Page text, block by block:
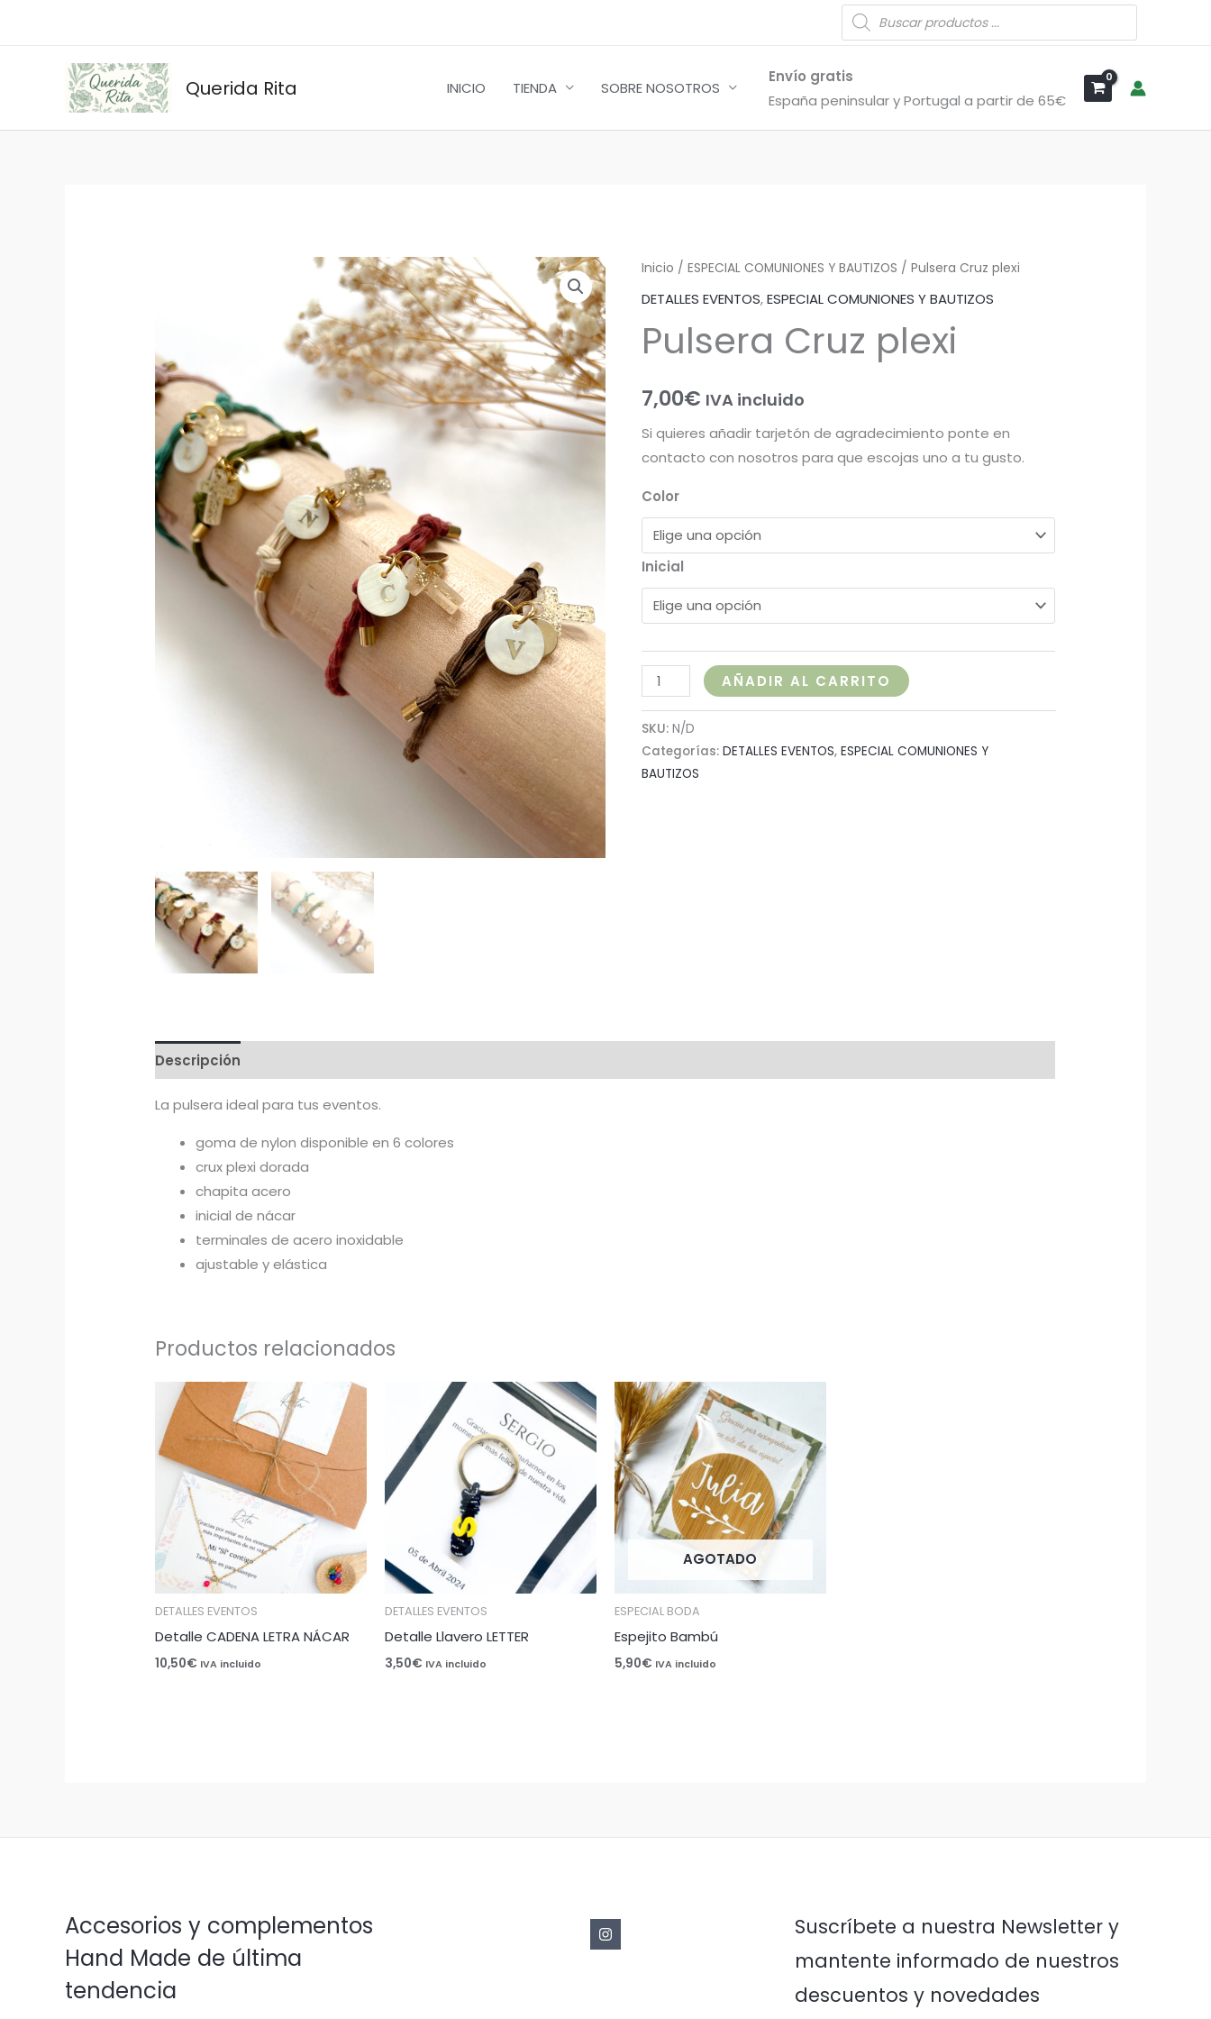
Búsqueda
de
productos
Querida Rita INICIO TIENDA SOBRE NOSOTROS
Envío gratis
España peninsular y Portugal a partir de 65€
Inicio / ESPECIAL COMUNIONES Y BAUTIZOS / Pulsera Cruz plexi
DETALLES EVENTOS,ESPECIAL COMUNIONES Y BAUTIZOS
Pulsera Cruz plexi
7,00€ IVA incluido
Si quieres añadir tarjetón de agradecimiento ponte en
contacto con nosotros para que escojas uno a tu gusto.
Color
Inicial
Pulsera
Cruz
cantidad
AÑADIR AL CARRITO
SKU: N/D
Categorías: DETALLES EVENTOS, ESPECIAL COMUNIONES Y
BAUTIZOS
Descripción
La pulsera ideal para tus eventos.
goma de nylon disponible en 6 colores
crux plexi dorada
chapita acero
inicial de nácar
terminales de acero inoxidable
ajustable y elástica
Productos relacionados
DETALLES EVENTOS
Detalle CADENA LETRA NÁCAR
10,50€ IVA incluido
DETALLES EVENTOS
Detalle Llavero LETTER
3,50€ IVA incluido
AGOTADO
ESPECIAL BODA
Espejito Bambú
5,90€ IVA incluido
Accesorios y complementos
Hand Made de última
tendencia
Suscríbete a nuestra Newsletter y
mantente informado de nuestros
descuentos y novedades